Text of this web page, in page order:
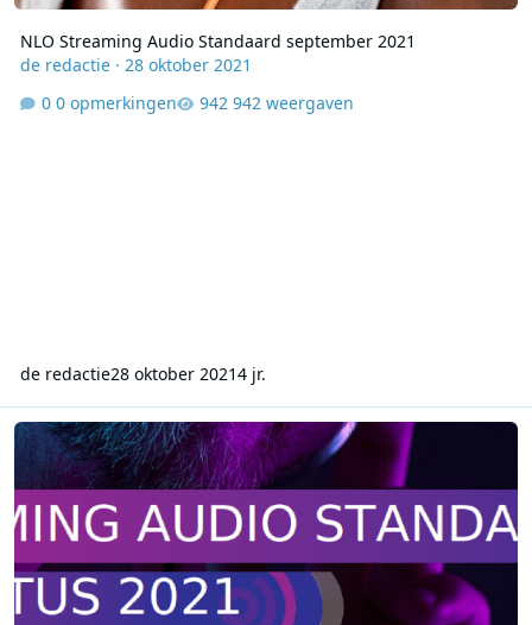
NLO Streaming Audio Standaard september 2021
de redactie· 28 oktober 2021
0 opmerkingen
942 weergaven
de redactie28 oktober 20214 jr.
NLO Streaming Audio Standaard augustus 2021